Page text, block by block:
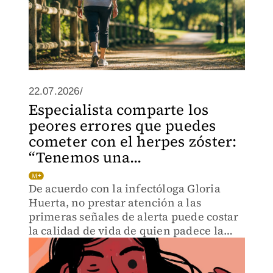
22.07.2026/
Especialista comparte los
peores errores que puedes
cometer con el herpes zóster:
“Tenemos una...
De acuerdo con la infectóloga Gloria
Huerta, no prestar atención a las
primeras señales de alerta puede costar
la calidad de vida de quien padece la
enfermedad.